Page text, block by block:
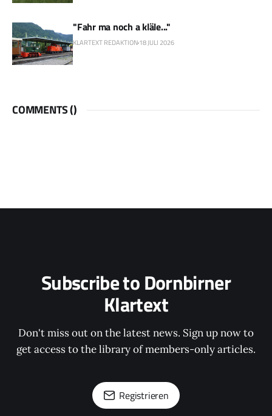
"Fahr ma noch a kläle..."
KLARTEXT REDAKTION18 JULI 2026
COMMENTS ()
Subscribe to Dornbirner
Klartext
Don't miss out on the latest news. Sign up now to
get access to the library of members-only articles.
Registrieren